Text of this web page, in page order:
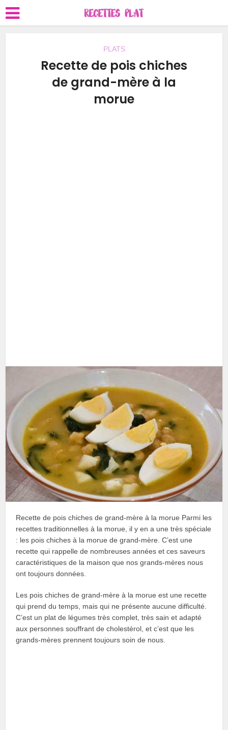
PLATS
Recette de pois chiches
de grand-mère à la
morue
Recette de pois chiches de grand-mère à la morue Parmi les
recettes traditionnelles à la morue, il y en a une très spéciale
: les pois chiches à la morue de grand-mère. C’est une
recette qui rappelle de nombreuses années et ces saveurs
caractéristiques de la maison que nos grands-mères nous
ont toujours données.
Les pois chiches de grand-mère à la morue est une recette
qui prend du temps, mais qui ne présente aucune difficulté.
C’est un plat de légumes très complet, très sain et adapté
aux personnes souffrant de cholestérol, et c’est que les
grands-mères prennent toujours soin de nous.